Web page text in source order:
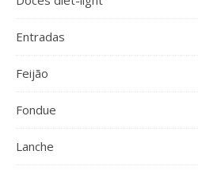
Entradas
Feijão
Fondue
Lanche